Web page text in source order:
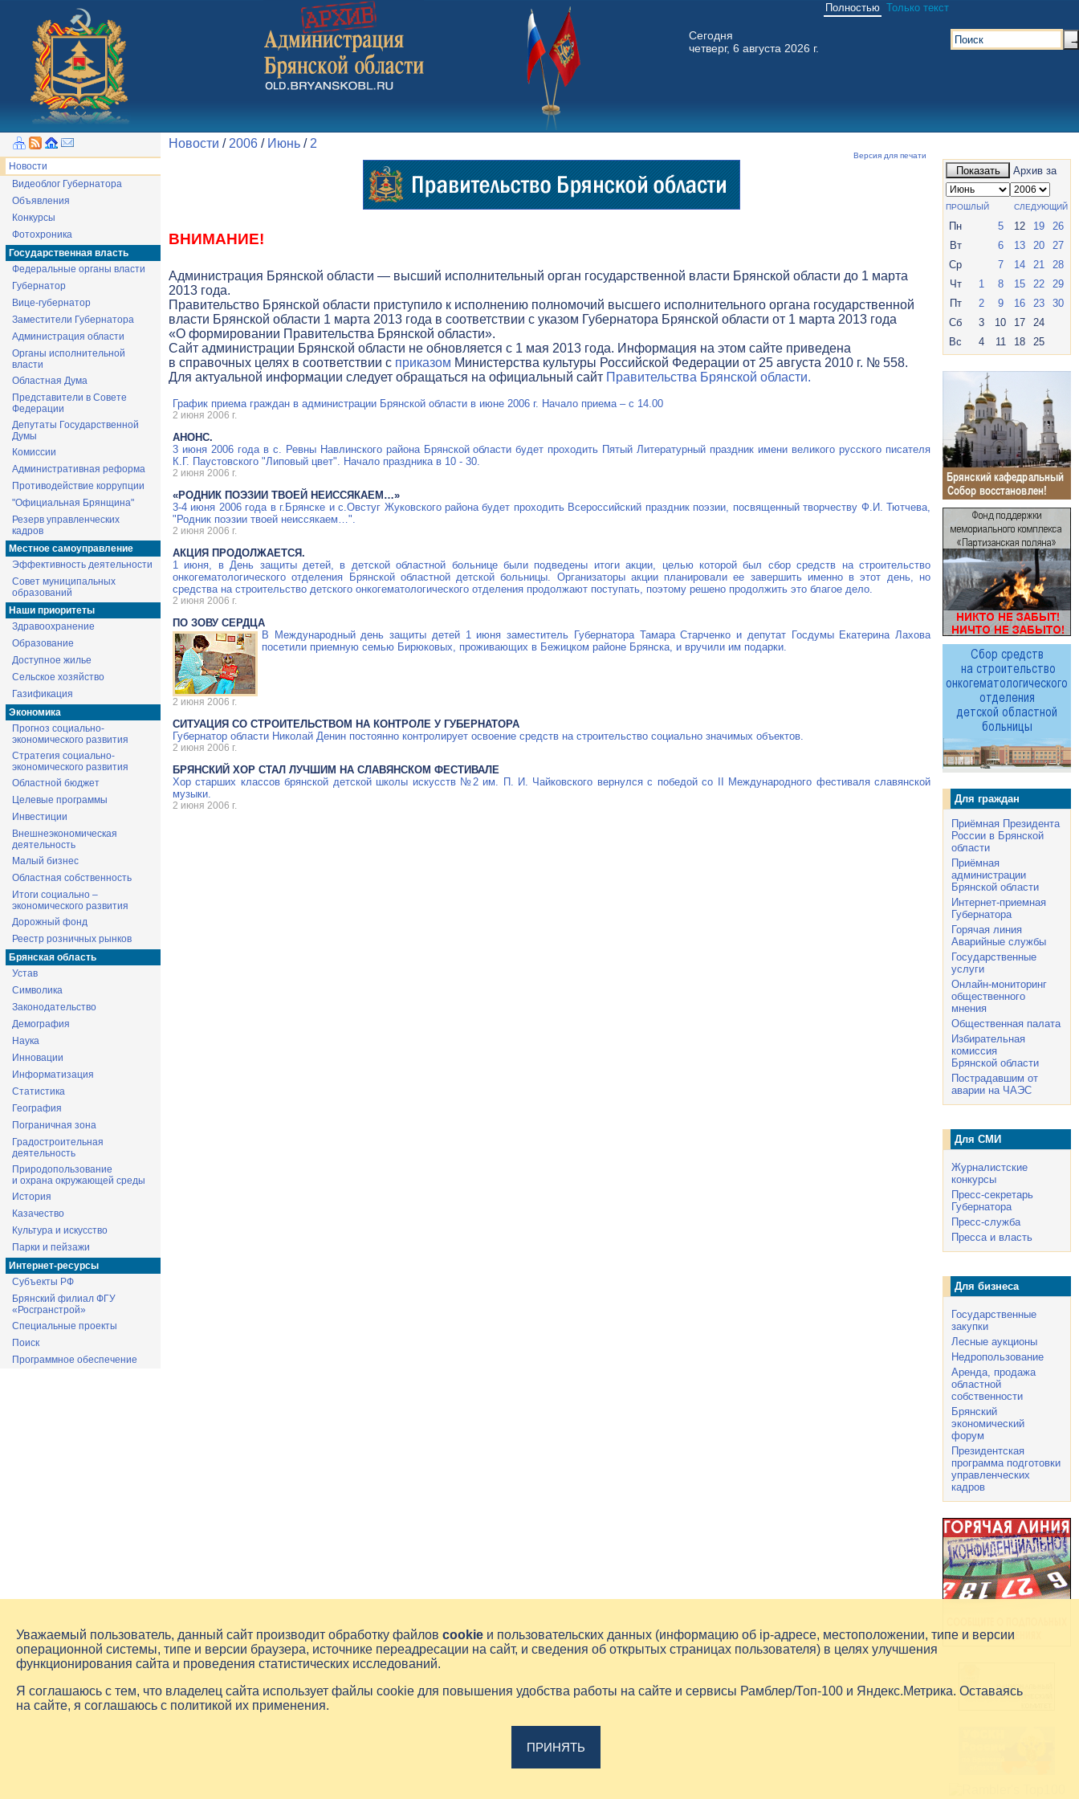
Полностью Только текст
Сегодня
четверг, 6 августа 2026 г.
→
Новости
Видеоблог Губернатора
Объявления
Конкурсы
Фотохроника
Государственная власть
Федеральные органы власти
Губернатор
Вице-губернатор
Заместители Губернатора
Администрация области
Органы исполнительной
власти
Областная Дума
Представители в Совете
Федерации
Депутаты Государственной
Думы
Комиссии
Административная реформа
Противодействие коррупции
"Официальная Брянщина"
Резерв управленческих
кадров
Местное самоуправление
Эффективность деятельности
Совет муниципальных
образований
Наши приоритеты
Здравоохранение
Образование
Доступное жилье
Сельское хозяйство
Газификация
Экономика
Прогноз социально-
экономического развития
Стратегия социально-
экономического развития
Областной бюджет
Целевые программы
Инвестиции
Внешнеэкономическая
деятельность
Малый бизнес
Областная собственность
Итоги социально –
экономического развития
Дорожный фонд
Реестр розничных рынков
Брянская область
Устав
Символика
Законодательство
Демография
Наука
Инновации
Информатизация
Статистика
География
Пограничная зона
Градостроительная
деятельность
Природопользование
и охрана окружающей среды
История
Казачество
Культура и искусство
Парки и пейзажи
Интернет-ресурсы
Субъекты РФ
Брянский филиал ФГУ
«Росгранстрой»
Специальные проекты
Поиск
Программное обеспечение
Новости / 2006 / Июнь / 2
Версия для печати
ВНИМАНИЕ!
Администрация Брянской области — высший исполнительный орган государственной власти Брянской области до 1 марта
2013 года.
Правительство Брянской области приступило к исполнению полномочий высшего исполнительного органа государственной
власти Брянской области 1 марта 2013 года в соответствии с указом Губернатора Брянской области от 1 марта 2013 года
«О формировании Правительства Брянской области».
Cайт администрации Брянской области не обновляется с 1 мая 2013 года. Информация на этом сайте приведена
в справочных целях в соответствии с приказом Министерства культуры Российской Федерации от 25 августа 2010 г. № 558.
Для актуальной информации следует обращаться на официальный сайт Правительства Брянской области.
График приема граждан в администрации Брянской области в июне 2006 г. Начало приема – с 14.00
2 июня 2006 г.
АНОНС.
3 июня 2006 года в с. Ревны Навлинского района Брянской области будет проходить Пятый Литературный праздник имени великого русского писателя
К.Г. Паустовского "Липовый цвет". Начало праздника в 10 - 30.
2 июня 2006 г.
«РОДНИК ПОЭЗИИ ТВОЕЙ НЕИССЯКАЕМ…»
3-4 июня 2006 года в г.Брянске и с.Овстуг Жуковского района будет проходить Всероссийский праздник поэзии, посвященный творчеству Ф.И. Тютчева,
"Родник поэзии твоей неиссякаем…".
2 июня 2006 г.
АКЦИЯ ПРОДОЛЖАЕТСЯ.
1 июня, в День защиты детей, в детской областной больнице были подведены итоги акции, целью которой был сбор средств на строительство
онкогематологического отделения Брянской областной детской больницы. Организаторы акции планировали ее завершить именно в этот день, но
средства на строительство детского онкогематологического отделения продолжают поступать, поэтому решено продолжить это благое дело.
2 июня 2006 г.
ПО ЗОВУ СЕРДЦА
В Международный день защиты детей 1 июня заместитель Губернатора Тамара Старченко и депутат Госдумы Екатерина Лахова
посетили приемную семью Бирюковых, проживающих в Бежицком районе Брянска, и вручили им подарки.
2 июня 2006 г.
СИТУАЦИЯ СО СТРОИТЕЛЬСТВОМ НА КОНТРОЛЕ У ГУБЕРНАТОРА
Губернатор области Николай Денин постоянно контролирует освоение средств на строительство социально значимых объектов.
2 июня 2006 г.
БРЯНСКИЙ ХОР СТАЛ ЛУЧШИМ НА СЛАВЯНСКОМ ФЕСТИВАЛЕ
Хор старших классов брянской детской школы искусств №2 им. П. И. Чайковского вернулся с победой со II Международного фестиваля славянской
музыки.
2 июня 2006 г.
Показать Архив за
ПРОШЛЫЙ СЛЕДУЮЩИЙ
Пн 5 12 19
26
Вт
6 13 20
27
Ср
7 14 21
28
Чт
1 8 15 22
29
Пт
2 9 16 23
30
Сб
3 10 17
24
Вс
4 11 18 25
Для граждан
Приёмная Президента
России в Брянской
области
Приёмная
администрации
Брянской области
Интернет-приемная
Губернатора
Горячая линия
Аварийные службы
Государственные
услуги
Онлайн-мониторинг
общественного
мнения
Общественная палата
Избирательная
комиссия
Брянской области
Пострадавшим от
аварии на ЧАЭС
Для СМИ
Журналистские
конкурсы
Пресс-секретарь
Губернатора
Пресс-служба
Пресса и власть
Для бизнеса
Государственные
закупки
Лесные аукционы
Недропользование
Аренда, продажа
областной
собственности
Брянский
экономический
форум
Президентская
программа подготовки
управленческих
кадров
Уважаемый пользователь, данный сайт производит обработку файлов cookie и пользовательских данных (информацию об ip-адресе, местоположении, типе и версии
операционной системы, типе и версии браузера, источнике переадресации на сайт, и сведения об открытых страницах пользователя) в целях улучшения
функционирования сайта и проведения статистических исследований.
Я соглашаюсь с тем, что владелец сайта использует файлы cookie для повышения удобства работы на сайте и сервисы Рамблер/Топ-100 и Яндекс.Метрика. Оставаясь
на сайте, я соглашаюсь с политикой их применения.
ПРИНЯТЬ